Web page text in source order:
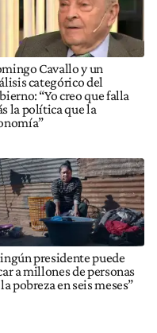
Cavallo y un
categórico del
“Yo creo que falla
la política que la
presidente puede
a millones de personas
pobreza en seis meses”